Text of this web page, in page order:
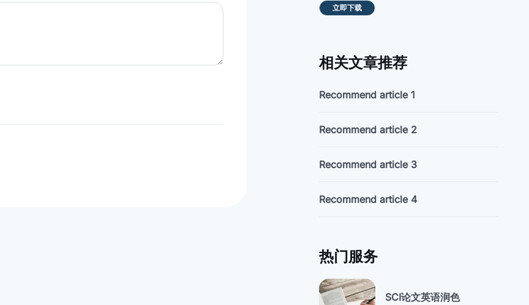
立即下载
相关文章推荐
Recommend article 1
Recommend article 2
Recommend article 3
Recommend article 4
热门服务
SCI论文英语润色